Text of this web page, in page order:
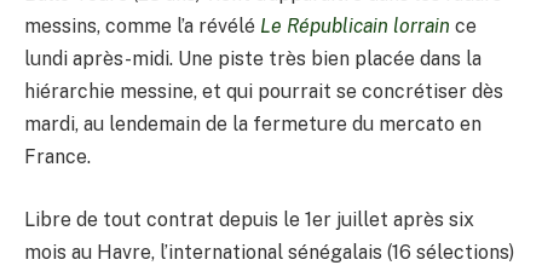
messins, comme l’a révélé Le Républicain lorrain ce
lundi après-midi. Une piste très bien placée dans la
hiérarchie messine, et qui pourrait se concrétiser dès
mardi, au lendemain de la fermeture du mercato en
France.
Libre de tout contrat depuis le 1er juillet après six
mois au Havre, l’international sénégalais (16 sélections)